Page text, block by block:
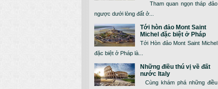
Tham quan ngọn tháp đảo
ngược dưới lòng đất ở...
Tới hòn đảo Mont Saint
Michel đặc biệt ở Pháp
Tới Hòn đảo Mont Saint Michel
đặc biệt ở Pháp là...
Những điều thú vị về đất
nước Italy
Cùng khám phá những điều